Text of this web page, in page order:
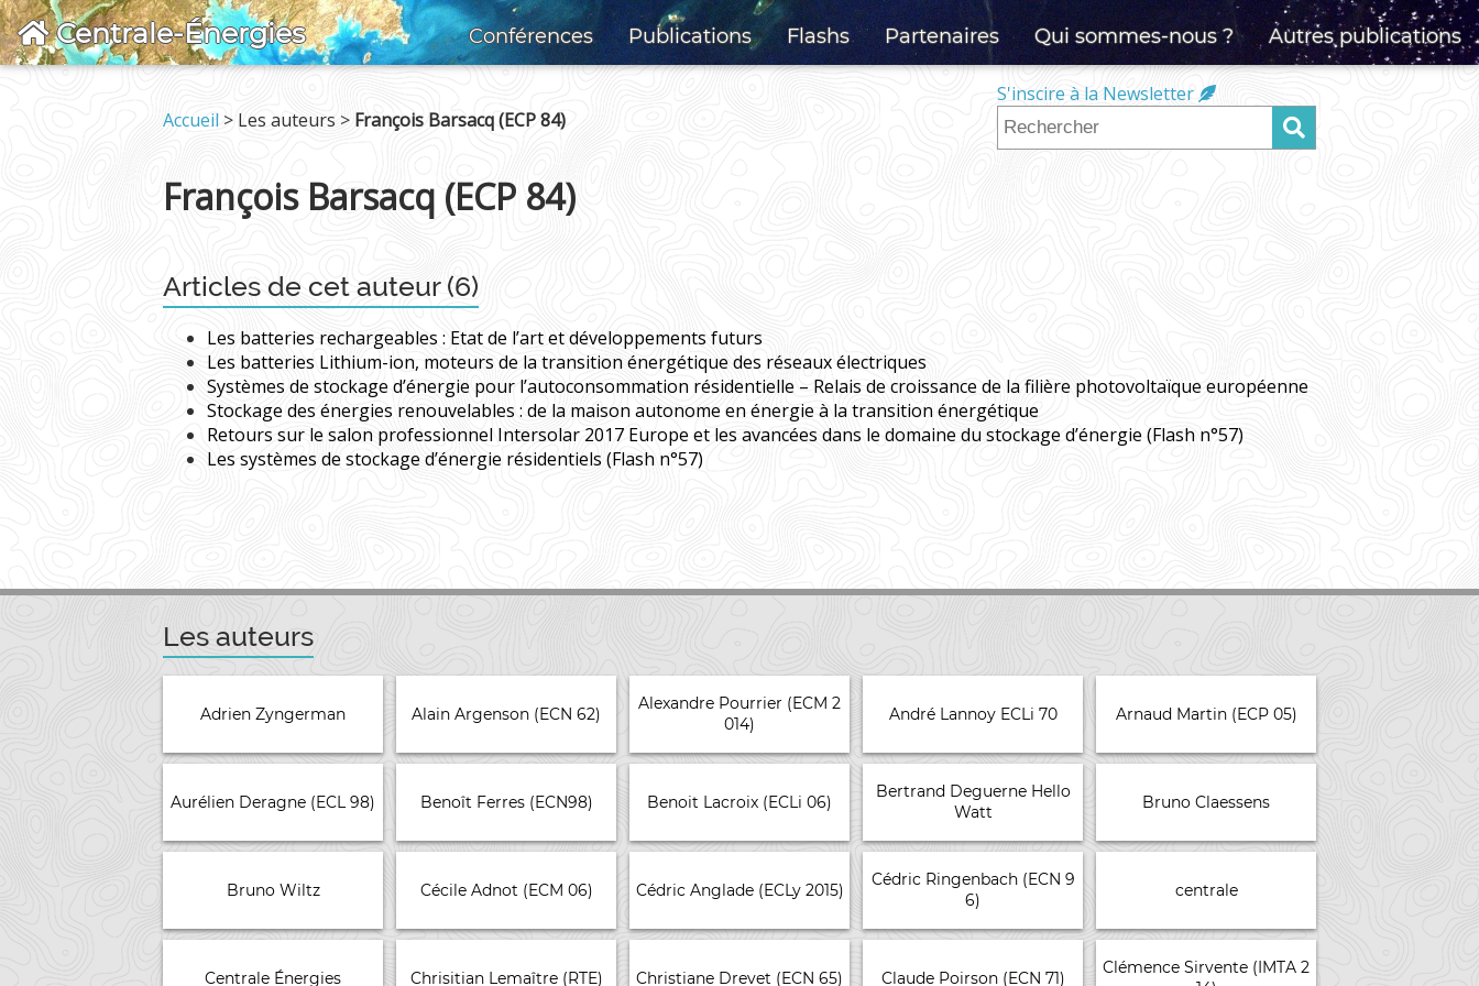
Centrale-Énergies Conférences Publications Flashs Partenaires Qui sommes-nous ? Autres publications
Accueil > Les auteurs > François Barsacq (ECP 84)
S'inscire à la Newsletter
François Barsacq (ECP 84)
Articles de cet auteur (6)
Les batteries rechargeables : Etat de l’art et développements futurs
Les batteries Lithium-ion, moteurs de la transition énergétique des réseaux électriques
Systèmes de stockage d’énergie pour l’autoconsommation résidentielle – Relais de croissance de la filière photovoltaïque européenne
Stockage des énergies renouvelables : de la maison autonome en énergie à la transition énergétique
Retours sur le salon professionnel Intersolar 2017 Europe et les avancées dans le domaine du stockage d’énergie (Flash n°57)
Les systèmes de stockage d’énergie résidentiels (Flash n°57)
Les auteurs
Adrien Zyngerman Alain Argenson (ECN 62)
Alexandre Pourrier (ECM 2
014)
André Lannoy ECLi 70 Arnaud Martin (ECP 05)
Aurélien Deragne (ECL 98) Benoît Ferres (ECN98) Benoit Lacroix (ECLi 06)
Bertrand Deguerne Hello
Watt
Bruno Claessens
Bruno Wiltz Cécile Adnot (ECM 06) Cédric Anglade (ECLy 2015)
Cédric Ringenbach (ECN 9
6)
centrale
Centrale Énergies Chrisitian Lemaître (RTE) Christiane Drevet (ECN 65) Claude Poirson (ECN 71)
Clémence Sirvente (IMTA 2